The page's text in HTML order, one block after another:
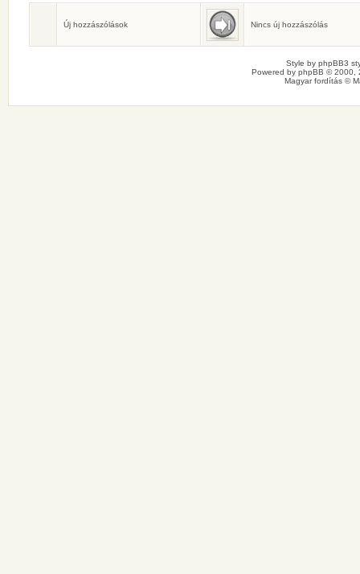
Születésnaposok
Ma senkinek sincs születésnapja.
Új hozzászólások Nincs új hozzászólás
Style by phpBB3
Powered by phpBB © 2000,
Magyar fordítás ©